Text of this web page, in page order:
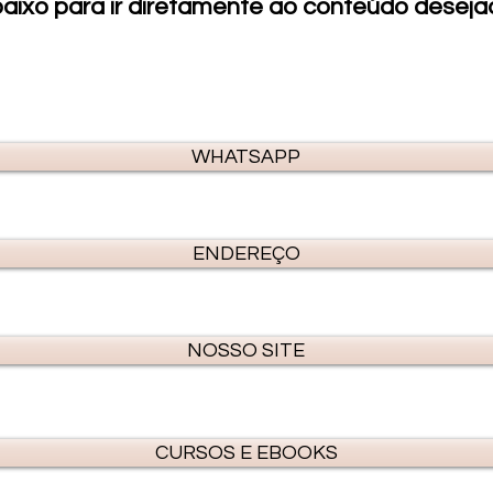
para ir diretamente ao conteúdo
WHATSAPP
ENDEREÇO
NOSSO SITE
CURSOS E EBOOKS